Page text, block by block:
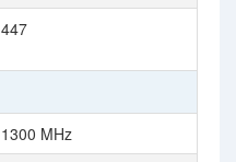
447
1300 MHz